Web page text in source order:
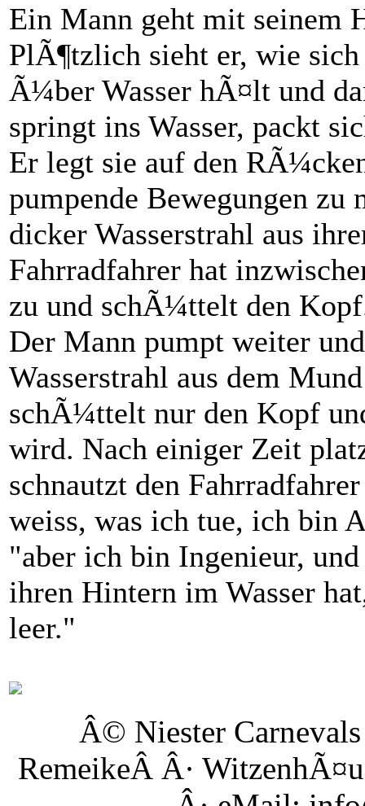
Ein Mann geht mit seinem
PlÃ¶tzlich sieht er, wie
Ã¼ber Wasser hÃ¤lt und
springt ins Wasser, packt
Er legt sie auf den
pumpende Bewegungen zu
dicker Wasserstrahl aus
Fahrradfahrer hat
zu und schÃ¼ttelt den
Der Mann pumpt weiter
Wasserstrahl aus dem
schÃ¼ttelt nur den Kopf
wird. Nach einiger Zeit
schnautzt den
weiss, was ich tue, ich bin
"aber ich bin Ingenieur,
ihren Hintern im Wasser
leer."
Â© Niester
RemeikeÂ Â·